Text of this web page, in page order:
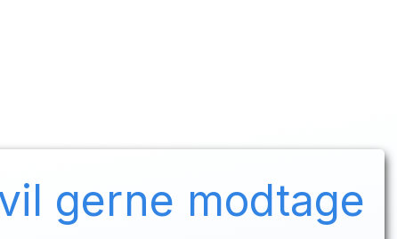
gerne modtage